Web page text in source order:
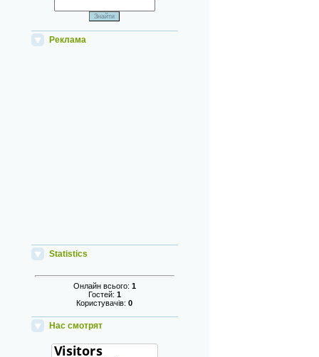
Реклама
Statistics
Онлайн всього: 1
Гостей: 1
Користувачів:0
Нас смотрят